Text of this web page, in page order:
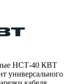
НСТ-40 КВТ
универсального